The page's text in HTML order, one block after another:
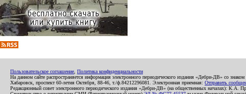
Пользовательское соглашение Политика конфиденциальности
На данном сайте распространяется информация электронного периодического издания «Дебри-ДВ» со
Хабаровск, проспект 60-летия Октября, 88-46, т./ф.84212296081. Электронная приемная: Отправить
Редакционный совет электронного периодического издания «Дебри-ДВ» (на общественных